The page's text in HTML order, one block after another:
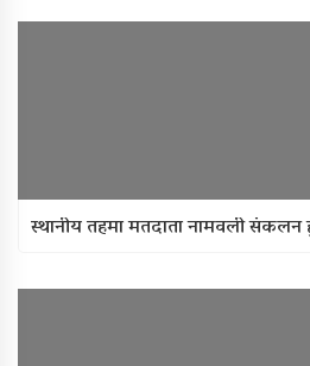
स्थानीय तहमा मतदाता नामवली